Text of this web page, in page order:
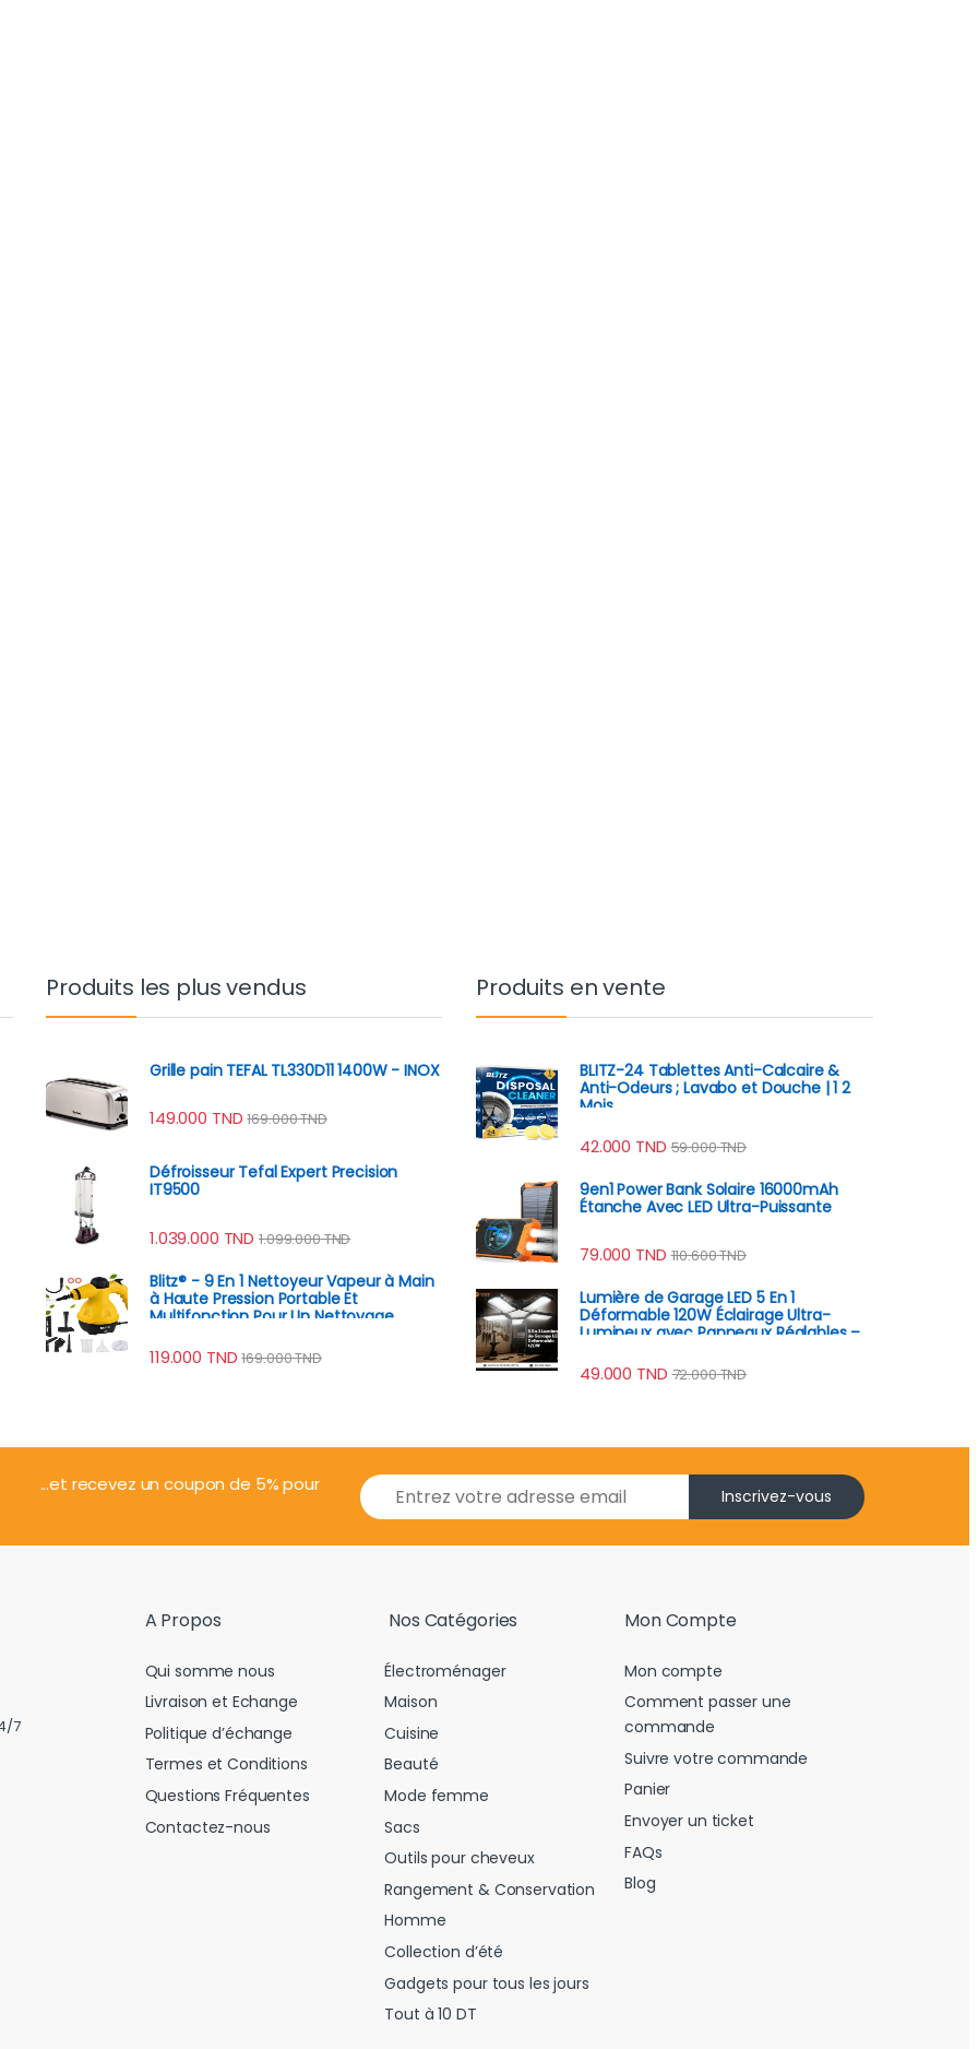
Produits les plus vendus
Grille pain TEFAL TL330D11 1400W - INOX
149.000 TND 169.000TND
Défroisseur Tefal Expert Precision
IT9500
1.039.000 TND 1.099.000TND
Blitz® - 9 En 1 Nettoyeur Vapeur à Main
à Haute Pression Portable Et
Multifonction Pour Un Nettoyage
119.000 TND 169.000TND
Produits en vente
BLITZ-24 Tablettes Anti-Calcaire &
Anti-Odeurs ; Lavabo et Douche | 1 2
Mois
42.000 TND 59.000TND
9en1 Power Bank Solaire 16000mAh
Étanche Avec LED Ultra-Puissante
79.000 TND 110.600TND
Lumière de Garage LED 5 En 1
Déformable 120W Éclairage Ultra-
Lumineux avec Panneaux Réglables –
49.000 TND 72.000TND
...et recevez un coupon de 5% pour
E
m
i
Inscrivez-vous
7
A Propos
Qui somme nous
Livraison et Echange
Politique d’échange
Termes et Conditions
Questions Fréquentes
Contactez-nous
Nos Catégories
Électroménager
Maison
Cuisine
Beauté
Mode femme
Sacs
Outils pour cheveux
Rangement & Conservation
Homme
Collection d’été
Gadgets pour tous les jours
Tout à 10 DT
Mon Compte
Mon compte
Comment passer une
commande
Suivre votre commande
Panier
Envoyer un ticket
FAQs
Blog